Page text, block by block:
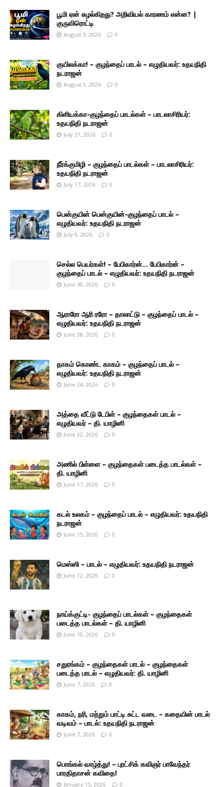
பூமி ஏன் சுழல்கிறது? அறிவியல் காரணம் என்ன? |
குருவிரொட்டி
August 3, 2026 0
குயிலக்கா! – குழந்தைப் பாடல் – எழுதியவர்: உதயநிதி
நடராஜன்
August 3, 2026 0
கிளியக்கா-குழந்தைப் பாடல்கள் – பாடலாசிரியர்:
உதயநிதி நடராஜன்
July 21, 2026 0
நீர்க்குமிழி – குழந்தைப் பாடல்கள் – பாடலாசிரியர்:
உதயநிதி நடராஜன்
July 17, 2026 0
பென்குயின் பென்குயின்-குழந்தைப் பாடல் –
எழுதியவர்: உதயநிதி நடராஜன்
July 9, 2026 0
செல்ல பெயர்கள்! – பேபிகார்ன்… பேபிகார்ன் –
குழந்தைப் பாடல் – எழுதியவர்: உதயநிதி நடராஜன்
June 30, 2026 0
ஆராரோ ஆரி ரரோ – தாலாட்டு – குழந்தைப் பாடல் –
எழுதியவர்: உதயநிதி நடராஜன்
June 28, 2026 0
தாகம் கொண்ட காகம் – குழந்தைப் பாடல் –
எழுதியவர்: உதயநிதி நடராஜன்
June 24, 2026 0
அத்தை வீட்டு டேபிள் – குழந்தைகள் பாடல் –
எழுதியவர் – தி. யாழினி
June 22, 2026 0
அணில் பிள்ளை – குழந்தைகள் படைத்த பாடல்கள் –
தி. யாழினி
June 17, 2026 0
கடல் உலகம் – குழந்தைப் பாடல் – எழுதியவர்: உதயநிதி
நடராஜன்
June 15, 2026 0
மெஸ்ஸி – பாடல் – எழுதியவர்: உதயநிதி நடராஜன்
June 12, 2026 0
நாய்க்குட்டி- குழந்தைப் பாடல்கள் – குழந்தைகள்
படைத்த பாடல்கள் – தி. யாழினி
June 10, 2026 0
சதுரங்கம் – குழந்தைகள் பாடல் – குழந்தைகள்
படைத்த பாடல் – எழுதியவர்: தி. யாழினி
June 7, 2026 0
காகம், நரி, மற்றும் பாட்டி சுட்ட வடை – கதையின் பாடல்
வடிவம் – பாடல்: உதயநிதி நடராஜன்
June 7, 2026 0
பொங்கல் வாழ்த்து! – புரட்சிக் கவிஞர் பாவேந்தர்
பாரதிதாசன் கவிதை!
January 15, 2026 0